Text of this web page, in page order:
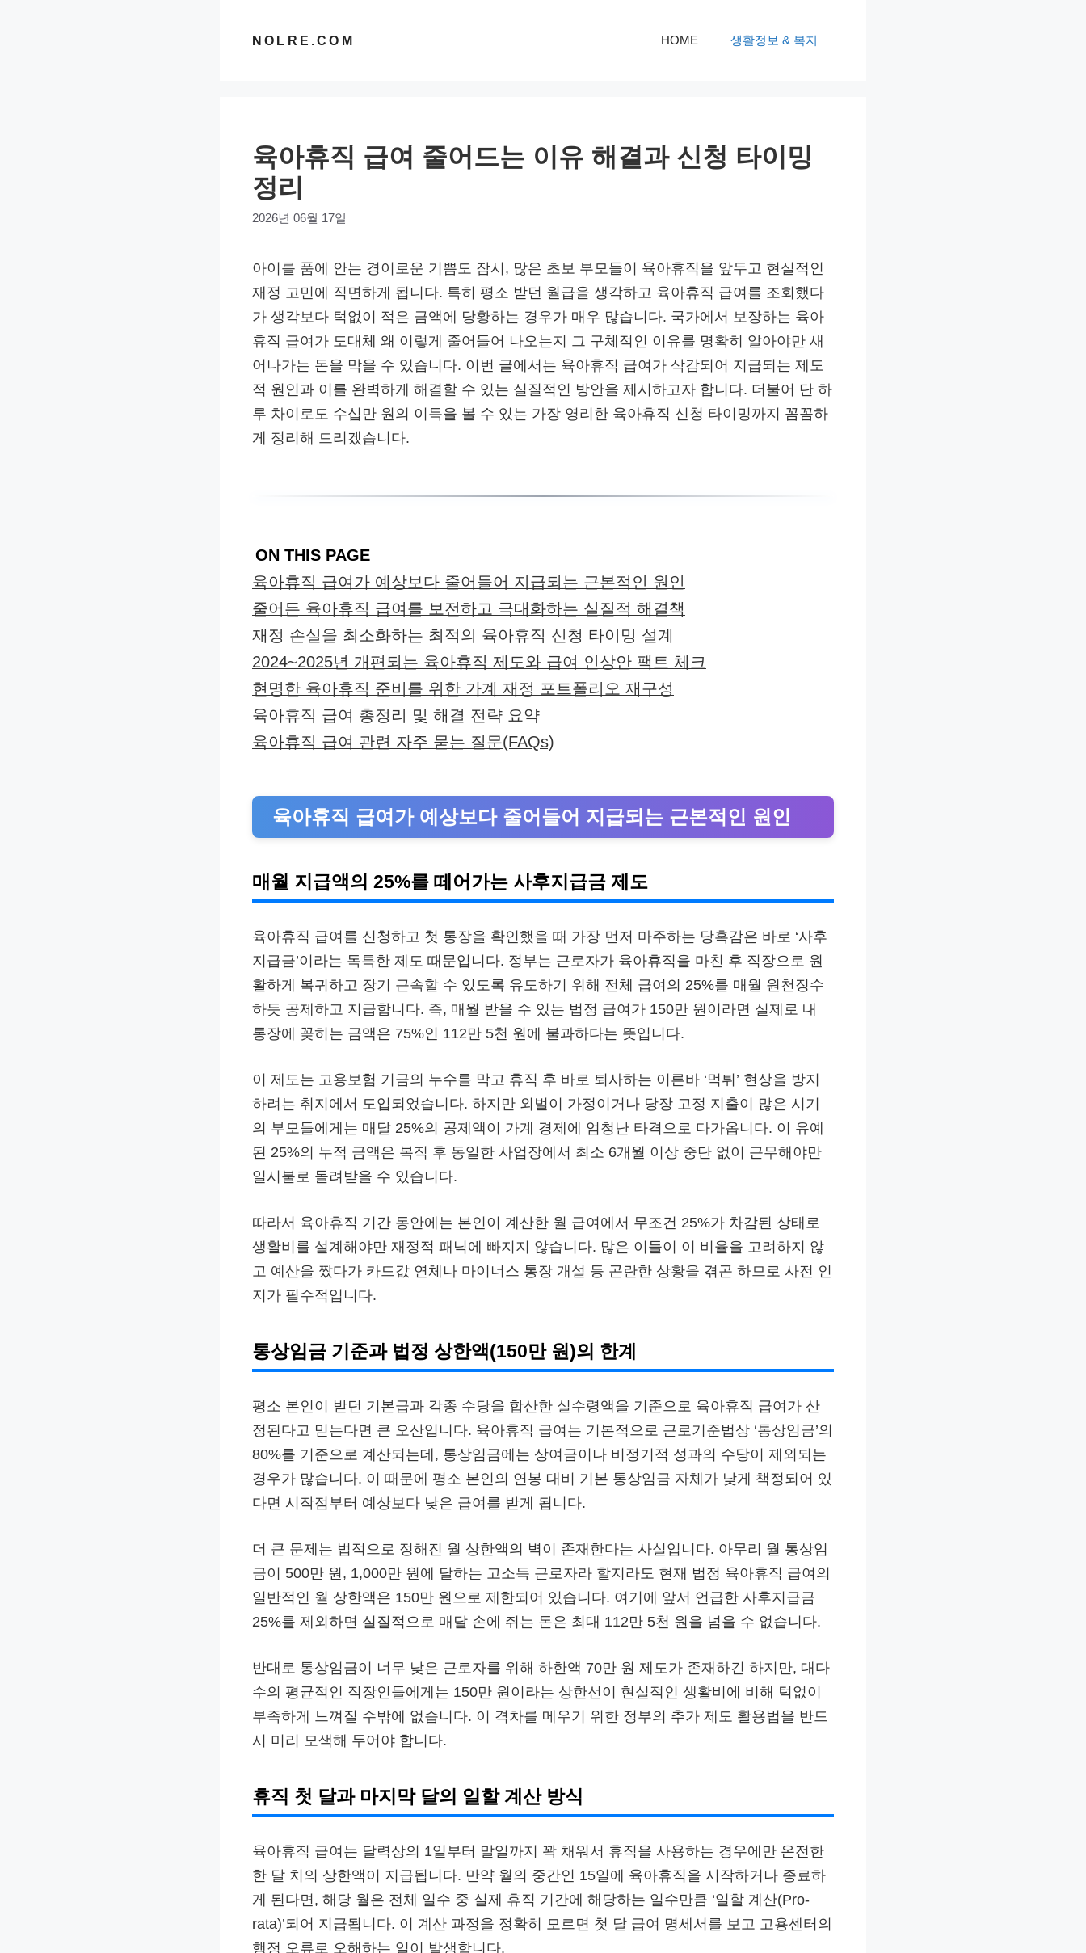
NOLRE.COM HOME 생활정보 & 복지
육아휴직 급여 줄어드는 이유 해결과 신청 타이밍
정리
2026년 06월 17일
아이를 품에 안는 경이로운 기쁨도 잠시, 많은 초보 부모들이 육아휴직을 앞두고 현실적인
재정 고민에 직면하게 됩니다. 특히 평소 받던 월급을 생각하고 육아휴직 급여를 조회했다
가 생각보다 턱없이 적은 금액에 당황하는 경우가 매우 많습니다. 국가에서 보장하는 육아
휴직 급여가 도대체 왜 이렇게 줄어들어 나오는지 그 구체적인 이유를 명확히 알아야만 새
어나가는 돈을 막을 수 있습니다. 이번 글에서는 육아휴직 급여가 삭감되어 지급되는 제도
적 원인과 이를 완벽하게 해결할 수 있는 실질적인 방안을 제시하고자 합니다. 더불어 단 하
루 차이로도 수십만 원의 이득을 볼 수 있는 가장 영리한 육아휴직 신청 타이밍까지 꼼꼼하
게 정리해 드리겠습니다.
ON THIS PAGE
육아휴직 급여가 예상보다 줄어들어 지급되는 근본적인 원인
줄어든 육아휴직 급여를 보전하고 극대화하는 실질적 해결책
재정 손실을 최소화하는 최적의 육아휴직 신청 타이밍 설계
2024~2025년 개편되는 육아휴직 제도와 급여 인상안 팩트 체크
현명한 육아휴직 준비를 위한 가계 재정 포트폴리오 재구성
육아휴직 급여 총정리 및 해결 전략 요약
육아휴직 급여 관련 자주 묻는 질문(FAQs)
육아휴직 급여가 예상보다 줄어들어 지급되는 근본적인 원인
매월 지급액의 25%를 떼어가는 사후지급금 제도
육아휴직 급여를 신청하고 첫 통장을 확인했을 때 가장 먼저 마주하는 당혹감은 바로 ‘사후
지급금’이라는 독특한 제도 때문입니다. 정부는 근로자가 육아휴직을 마친 후 직장으로 원
활하게 복귀하고 장기 근속할 수 있도록 유도하기 위해 전체 급여의 25%를 매월 원천징수
하듯 공제하고 지급합니다. 즉, 매월 받을 수 있는 법정 급여가 150만 원이라면 실제로 내
통장에 꽂히는 금액은 75%인 112만 5천 원에 불과하다는 뜻입니다.
이 제도는 고용보험 기금의 누수를 막고 휴직 후 바로 퇴사하는 이른바 ‘먹튀’ 현상을 방지
하려는 취지에서 도입되었습니다. 하지만 외벌이 가정이거나 당장 고정 지출이 많은 시기
의 부모들에게는 매달 25%의 공제액이 가계 경제에 엄청난 타격으로 다가옵니다. 이 유예
된 25%의 누적 금액은 복직 후 동일한 사업장에서 최소 6개월 이상 중단 없이 근무해야만
일시불로 돌려받을 수 있습니다.
따라서 육아휴직 기간 동안에는 본인이 계산한 월 급여에서 무조건 25%가 차감된 상태로
생활비를 설계해야만 재정적 패닉에 빠지지 않습니다. 많은 이들이 이 비율을 고려하지 않
고 예산을 짰다가 카드값 연체나 마이너스 통장 개설 등 곤란한 상황을 겪곤 하므로 사전 인
지가 필수적입니다.
통상임금 기준과 법정 상한액(150만 원)의 한계
평소 본인이 받던 기본급과 각종 수당을 합산한 실수령액을 기준으로 육아휴직 급여가 산
정된다고 믿는다면 큰 오산입니다. 육아휴직 급여는 기본적으로 근로기준법상 ‘통상임금’의
80%를 기준으로 계산되는데, 통상임금에는 상여금이나 비정기적 성과의 수당이 제외되는
경우가 많습니다. 이 때문에 평소 본인의 연봉 대비 기본 통상임금 자체가 낮게 책정되어 있
다면 시작점부터 예상보다 낮은 급여를 받게 됩니다.
더 큰 문제는 법적으로 정해진 월 상한액의 벽이 존재한다는 사실입니다. 아무리 월 통상임
금이 500만 원, 1,000만 원에 달하는 고소득 근로자라 할지라도 현재 법정 육아휴직 급여의
일반적인 월 상한액은 150만 원으로 제한되어 있습니다. 여기에 앞서 언급한 사후지급금
25%를 제외하면 실질적으로 매달 손에 쥐는 돈은 최대 112만 5천 원을 넘을 수 없습니다.
반대로 통상임금이 너무 낮은 근로자를 위해 하한액 70만 원 제도가 존재하긴 하지만, 대다
수의 평균적인 직장인들에게는 150만 원이라는 상한선이 현실적인 생활비에 비해 턱없이
부족하게 느껴질 수밖에 없습니다. 이 격차를 메우기 위한 정부의 추가 제도 활용법을 반드
시 미리 모색해 두어야 합니다.
휴직 첫 달과 마지막 달의 일할 계산 방식
육아휴직 급여는 달력상의 1일부터 말일까지 꽉 채워서 휴직을 사용하는 경우에만 온전한
한 달 치의 상한액이 지급됩니다. 만약 월의 중간인 15일에 육아휴직을 시작하거나 종료하
게 된다면, 해당 월은 전체 일수 중 실제 휴직 기간에 해당하는 일수만큼 ‘일할 계산(Pro-
rata)’되어 지급됩니다. 이 계산 과정을 정확히 모르면 첫 달 급여 명세서를 보고 고용센터의
행정 오류로 오해하는 일이 발생합니다.